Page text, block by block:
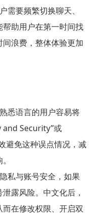
需要频繁切换聊天、
助用户在第一时间找
浪费，整体体验更加
悉语言的用户容易将
and Security”或
避免这种误点情况，减
私与账号安全，如果
露风险。中文化后，
在修改权限、开启双